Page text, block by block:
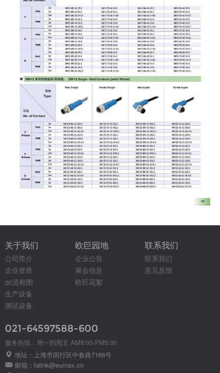
关于我们
公司简介
企业资质
qc流程图
生产设备
测试设备
欧巨园地
企业公告
展会信息
欧巨花絮
联系我们
联系我们
意见反馈
021-64597588-600
服务热线：周一到周五 AM8:00-PM5:00
地址：上海市闵行区中春路7166号
邮箱：falink@eumax.cn